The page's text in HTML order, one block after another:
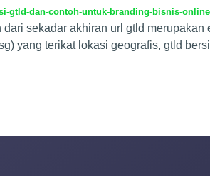
gtld-dan-contoh-untuk-branding-bisnis-
sekadar akhiran url gtld merupakan
yang terikat lokasi geografis, gtld